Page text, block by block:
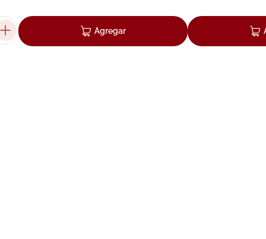
Agregar